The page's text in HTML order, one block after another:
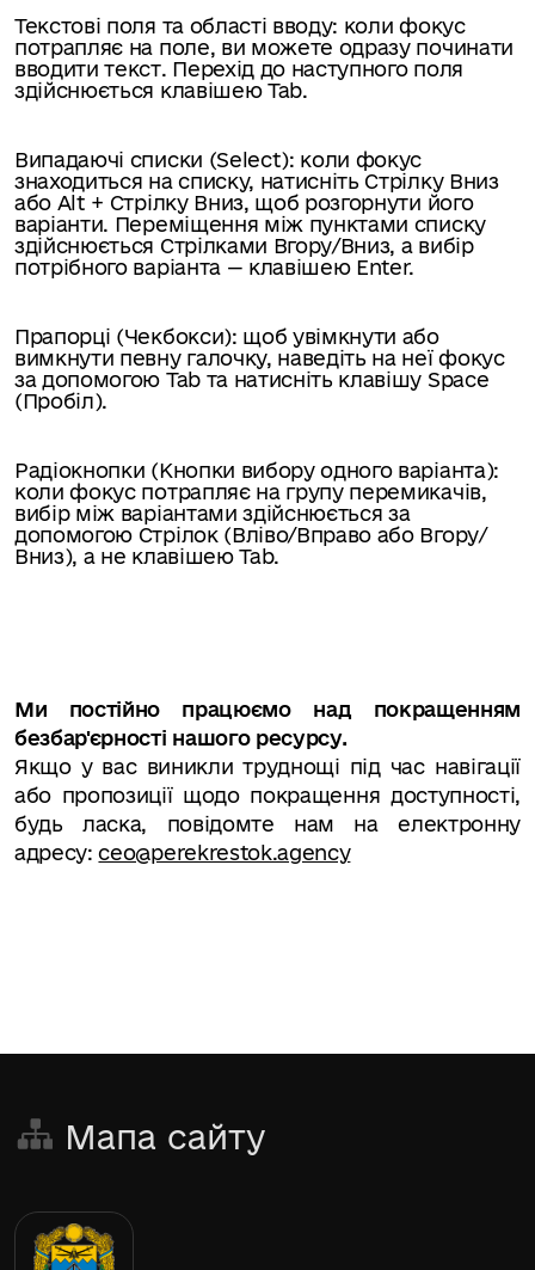
Текстові поля та області вводу: коли фокус
потрапляє на поле, ви можете одразу починати
вводити текст. Перехід до наступного поля
здійснюється клавішею Tab.
Випадаючі списки (Select): коли фокус
знаходиться на списку, натисніть Стрілку Вниз
або Alt + Стрілку Вниз, щоб розгорнути його
варіанти. Переміщення між пунктами списку
здійснюється Стрілками Вгору/Вниз, а вибір
потрібного варіанта — клавішею Enter.
Прапорці (Чекбокси): щоб увімкнути або
вимкнути певну галочку, наведіть на неї фокус
за допомогою Tab та натисніть клавішу Space
(Пробіл).
Радіокнопки (Кнопки вибору одного варіанта):
коли фокус потрапляє на групу перемикачів,
вибір між варіантами здійснюється за
допомогою Стрілок (Вліво/Вправо або Вгору/
Вниз), а не клавішею Tab.
Ми постійно працюємо над покращенням
безбар'єрності нашого ресурсу.
Якщо у вас виникли труднощі під час навігації
або пропозиції щодо покращення доступності,
будь ласка, повідомте нам на електронну
адресу:ceo@perekrestok.agency
Мапа сайту